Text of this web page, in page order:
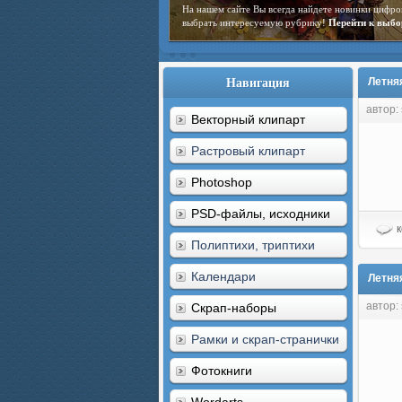
У нас Вы найдете богатейшую коллекцию
жизни: будь то свадьба, рождение ребенка или
Навигация
Векторный клипарт
Растровый клипарт
Photoshop
PSD-файлы, исходники
Полиптихи, триптихи
Календари
Скрап-наборы
Рамки и скрап-странички
Фотокниги
автор:
автор: